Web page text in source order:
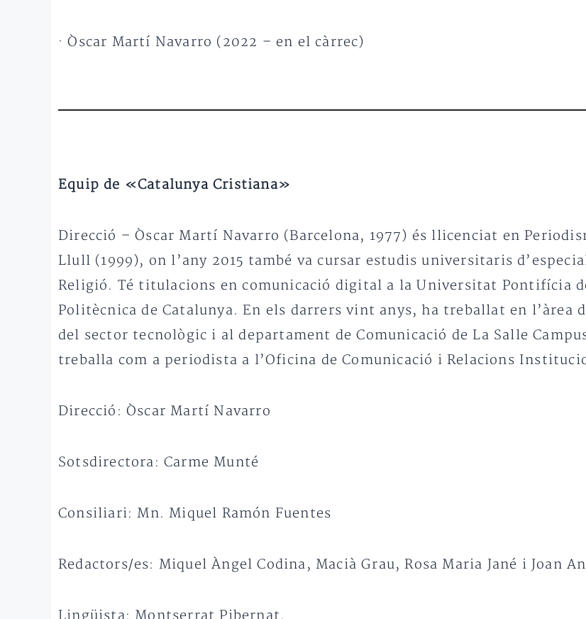
· Òscar Martí Navarro (2022 – en el càrrec)
Equip de «Catalunya Cristiana»
Direcció – Òscar Martí Navarro (Barcelona, 1977) és llicenciat en
Llull (1999), on l’any 2015 també va cursar estudis universitaris
Religió. Té titulacions en comunicació digital a la Universitat Pontifícia
Politècnica de Catalunya. En els darrers vint anys, ha treballat en l’àrea
del sector tecnològic i al departament de Comunicació de La Salle
treballa com a periodista a l’Oficina de Comunicació i Relacions
Direcció: Òscar Martí Navarro
Sotsdirectora: Carme Munté
Consiliari: Mn. Miquel Ramón Fuentes
Redactors/es: Miquel Àngel Codina, Macià Grau, Rosa Maria Jané i Joan
Lingüista: Montserrat Pibernat.